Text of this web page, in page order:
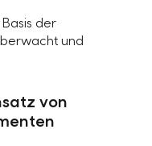
der
und
von